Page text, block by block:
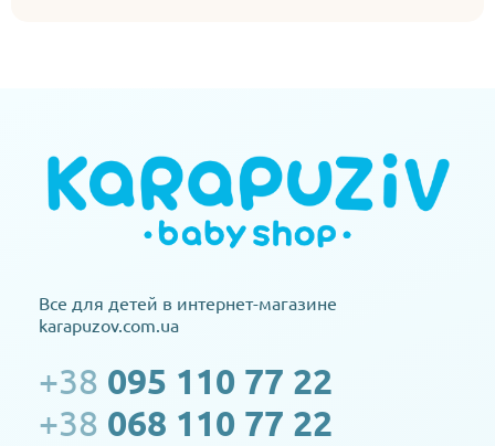
Все для детей в интернет-магазине
karapuzov.com.ua
+38 095 110 77 22
+38 068 110 77 22